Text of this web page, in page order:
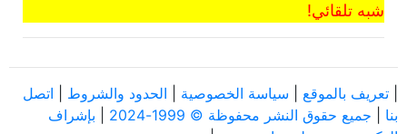
شبه تلقائي!
تعريف بالموقع سياسة الخصوصية الحدود والشروط
اتصل
بنا
جميع حقوق النشر محفوظة © 1999-2024
بإشراف